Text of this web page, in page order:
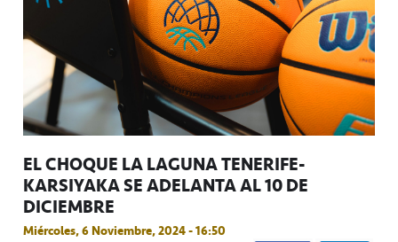
EL CHOQUE LA LAGUNA TENERIFE-
KARSIYAKA SE ADELANTA AL 10 DE
DICIEMBRE
Miércoles, 6 Noviembre, 2024 - 16:50